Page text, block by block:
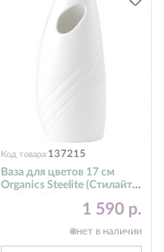
Код товара:137215
Ваза для цветов 17 см
Organics Steelite (Стилайт)
1 590 р.
нет в наличии